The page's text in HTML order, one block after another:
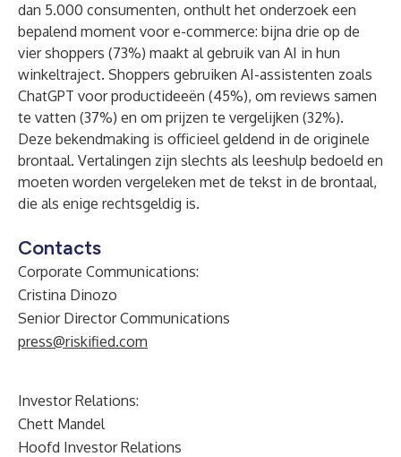
dan 5.000 consumenten, onthult het onderzoek een
bepalend moment voor e-commerce: bijna drie op de
vier shoppers (73%) maakt al gebruik van AI in hun
winkeltraject. Shoppers gebruiken AI-assistenten zoals
ChatGPT voor productideeën (45%), om reviews samen
te vatten (37%) en om prijzen te vergelijken (32%).
Deze bekendmaking is officieel geldend in de originele
brontaal. Vertalingen zijn slechts als leeshulp bedoeld en
moeten worden vergeleken met de tekst in de brontaal,
die als enige rechtsgeldig is.
Contacts
Corporate Communications:
Cristina Dinozo
Senior Director Communications
press@riskified.com
Investor Relations:
Chett Mandel
Hoofd Investor Relations